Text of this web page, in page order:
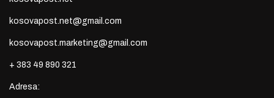
kosovapost.net@gmail.com
kosovapost.marketing@gmail.com
+ 383 49 890 321
Adresa: